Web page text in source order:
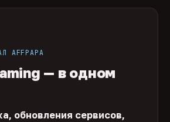
AFFPAPA
— в одном
обновления сервисов,